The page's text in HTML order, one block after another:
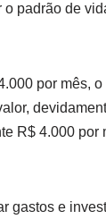
padrão de
por mês,
R$ 4.000 por
gastos e